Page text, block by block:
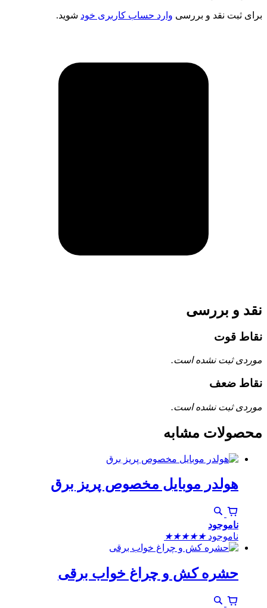
برای ثبت نقد و بررسی وارد حساب کاربری خود شوید.
نقد و بررسی
نقاط قوت
موردی ثبت نشده است.
نقاط ضعف
موردی ثبت نشده است.
محصولات مشابه
هولدر موبایل مخصوص پریز برق
ناموجود
ناموجود ★
★
★
★
★
حشره کش و چراغ خواب برقی